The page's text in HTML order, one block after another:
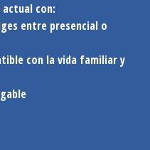
con:
entre presencial o
con la vida familiar y